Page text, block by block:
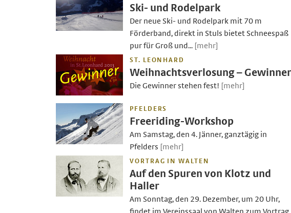
Ski- und Rodelpark
Der neue Ski- und Rodelpark mit 70 m
Förderband, direkt in Stuls bietet Schneespaß
pur für Groß und... [mehr]
ST. LEONHARD
Weihnachtsverlosung – Gewinner
Die Gewinner stehen fest! [mehr]
PFELDERS
Freeriding-Workshop
Am Samstag, den 4. Jänner, ganztägig in
Pfelders [mehr]
VORTRAG IN WALTEN
Auf den Spuren von Klotz und
Haller
Am Sonntag, den 29. Dezember, um 20 Uhr,